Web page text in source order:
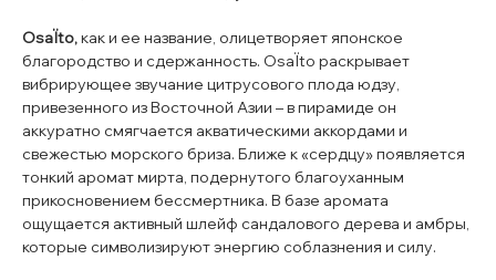
OsaÏto,как и ее название, олицетворяет японское
благородство и сдержанность. OsaÏto раскрывает
вибрирующее звучание цитрусового плода юдзу,
привезенного из Восточной Азии – в пирамиде он
аккуратно смягчается акватическими аккордами и
свежестью морского бриза. Ближе к «сердцу» появляется
тонкий аромат мирта, подернутого благоуханным
прикосновением бессмертника. В базе аромата
ощущается активный шлейф сандалового дерева и амбры,
которые символизируют энергию соблазнения и силу.